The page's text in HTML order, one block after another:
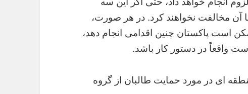
آن مخالفت نخواهند کرد. در هر صورت،
است پاکستان چنین اقدامی انجام دهد،
واقعاً در دستور کار باشد.
ای در مورد حمایت طالبان از گروه